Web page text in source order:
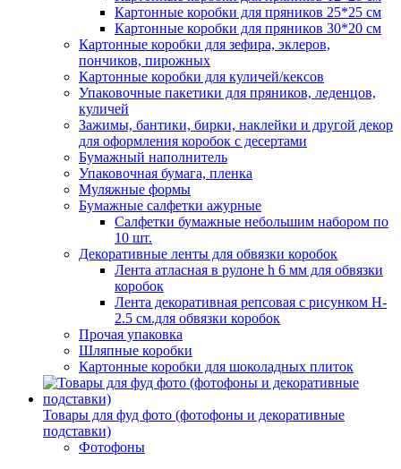
Картонные коробки для пряников 25*25 см
Картонные коробки для пряников 30*20 см
Картонные коробки для зефира, эклеров,
пончиков, пирожных
Картонные коробки для куличей/кексов
Упаковочные пакетики для пряников, леденцов,
куличей
Зажимы, бантики, бирки, наклейки и другой декор
для оформления коробок с десертами
Бумажный наполнитель
Упаковочная бумага, пленка
Муляжные формы
Бумажные салфетки ажурные
Салфетки бумажные небольшим набором по
10 шт.
Декоративные ленты для обвязки коробок
Лента атласная в рулоне h 6 мм для обвязки
коробок
Лента декоративная репсовая с рисунком H-
2.5 см.для обвязки коробок
Прочая упаковка
Шляпные коробки
Картонные коробки для шоколадных плиток
Товары для фуд фото (фотофоны и декоративные
подставки)
Фотофоны